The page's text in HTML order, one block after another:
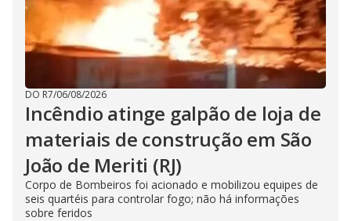
DO R7/06/08/2026
Incêndio atinge galpão de loja de
materiais de construção em São
João de Meriti (RJ)
Corpo de Bombeiros foi acionado e mobilizou equipes de
seis quartéis para controlar fogo; não há informações
sobre feridos